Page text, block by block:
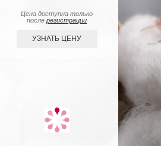
Цена доступна только
послерегистрации
УЗНАТЬ ЦЕНУ